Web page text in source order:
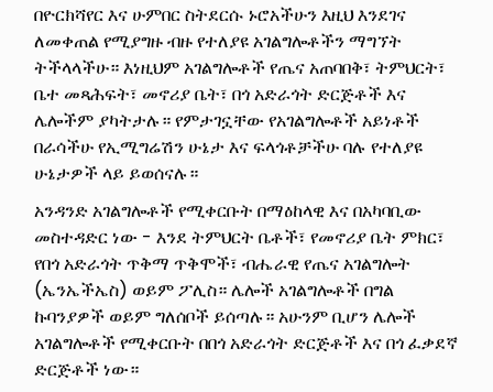
በዮርክሻየር እና ሁምበር ስትደርሱ ኑሮአችሁን እዚህ እንደገና
ለመቀጠል የሚያግዙ ብዙ የተለያዩ አገልግሎቶችን ማግኘት
ትችላላችሁ። እነዚህም አገልግሎቶች የጤና አጠባበቅ፣ ትምህርት፣
ቤተ መጻሕፍት፣ መኖሪያ ቤት፣ በጎ አድራጎት ድርጅቶች እና
ሌሎችም ያካትታሉ። የምታገኗቸው የአገልግሎቶች አይነቶች
በራሳችሁ የኢሚግሬሽን ሁኔታ እና ፍላጎቶቻችሁ ባሉ የተለያዩ
ሁኔታዎች ላይ ይወሰናሉ።
አንዳንድ አገልግሎቶች የሚቀርቡት በማዕከላዊ እና በአካባቢው
መስተዳድር ነው - እንደ ትምህርት ቤቶች፣ የመኖሪያ ቤት ምክር፣
የበጎ አድራጎት ጥቅማ ጥቅሞች፣ ብሔራዊ የጤና አገልግሎት
(ኤንኤችኤስ) ወይም ፖሊስ። ሌሎች አገልግሎቶች በግል
ኩባንያዎች ወይም ግለሰቦች ይሰጣሉ። አሁንም ቢሆን ሌሎች
አገልግሎቶች የሚቀርቡት በበጎ አድራጎት ድርጅቶች እና በጎ ፈቃደኛ
ድርጅቶች ነው።